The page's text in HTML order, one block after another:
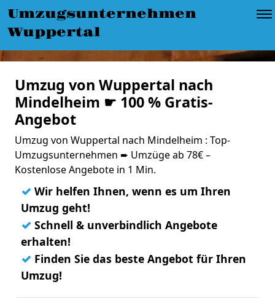
Umzugsunternehmen
Wuppertal
Umzug von Wuppertal nach
Mindelheim ☛ 100 % Gratis-
Angebot
Umzug von Wuppertal nach Mindelheim : Top-
Umzugsunternehmen ➨ Umzüge ab 78€ –
Kostenlose Angebote in 1 Min.
✓ Wir helfen Ihnen, wenn es um Ihren
Umzug geht!
✓ Schnell & unverbindlich Angebote
erhalten!
✓ Finden Sie das beste Angebot für Ihren
Umzug!